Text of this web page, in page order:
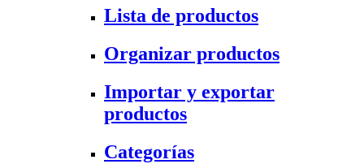
Lista de productos
Organizar productos
Importar y exportar
productos
Categorías